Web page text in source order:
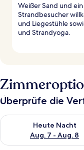
Weißer Sand und
Strandbesucher
und Liegestühle
und Strandyoga.
Überprüfe die
Heute Nacht
Aug. 7 - Aug. 8
Überprüfe die